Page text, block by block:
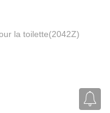
la toilette(2042Z)